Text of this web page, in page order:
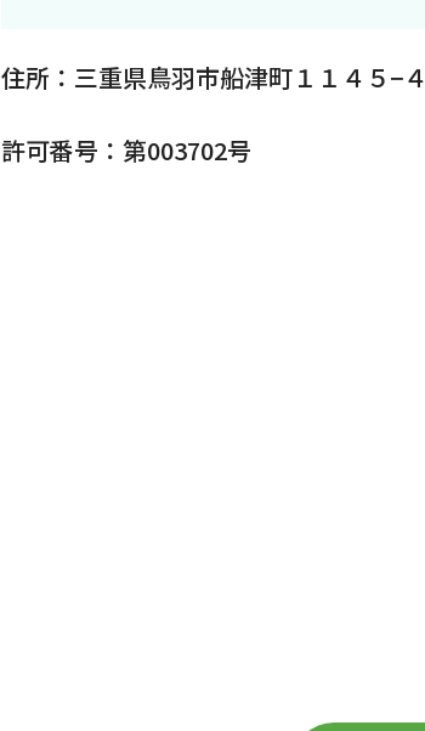
住所：三重県鳥羽市船津町１１４５−４
許可番号：第003702号